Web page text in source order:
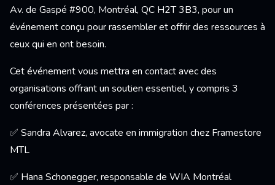
Av. de Gaspé #900, Montréal, QC H2T 3B3, pour un
événement conçu pour rassembler et offrir des ressources à
ceux qui en ont besoin.
Cet événement vous mettra en contact avec des
organisations offrant un soutien essentiel, y compris 3
conférences présentées par :
✅ Sandra Alvarez, avocate en immigration chez Framestore
MTL
✅ Hana Schonegger, responsable de WIA Montréal